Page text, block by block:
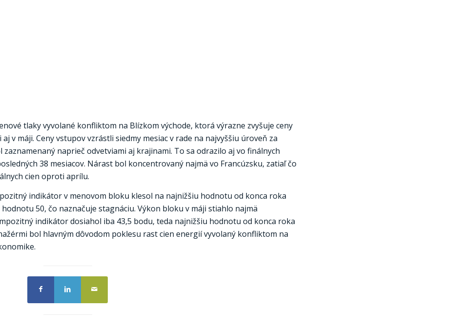
tlaky vyvolané konfliktom na Blízkom východe, ktorá výrazne zvyšuje ceny
v máji. Ceny vstupov vzrástli siedmy mesiac v rade na najvyššiu úroveň za
naprieč odvetviami aj krajinami. To sa odrazilo aj vo finálnych
38 mesiacov. Nárast bol koncentrovaný najmä vo Francúzsku, zatiaľ čo
cien oproti aprílu.
indikátor v menovom bloku klesol na najnižšiu hodnotu od konca roka
50, čo naznačuje stagnáciu. Výkon bloku v máji stiahlo najmä
indikátor dosiahol iba 43,5 bodu, teda najnižšiu hodnotu od konca roka
bol hlavným dôvodom poklesu rast cien energií vyvolaný konfliktom na